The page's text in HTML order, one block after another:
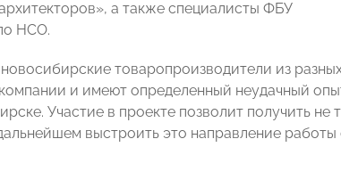
а также специалисты ФБУ
НСО.
товаропроизводители из
и имеют определенный неудачный
Участие в проекте позволит получить не
выстроить это направление работы